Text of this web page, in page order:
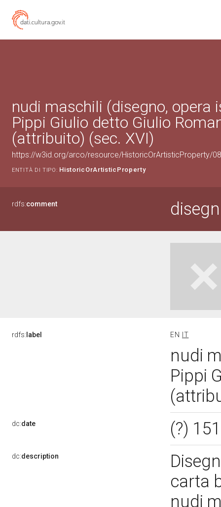
nudi maschili (disegno, opera
Pippi Giulio detto Giulio
(attribuito) (sec. XVI)
https://w3id.org/arco/resource/HistoricOrArtisticProperty/
ENTITÀ DI TIPO: HistoricOrArtisticProperty
rdfs:comment
rdfs: label EN IT
nudi
Pippi
dc:date (?)
dc:description
carta
nudi